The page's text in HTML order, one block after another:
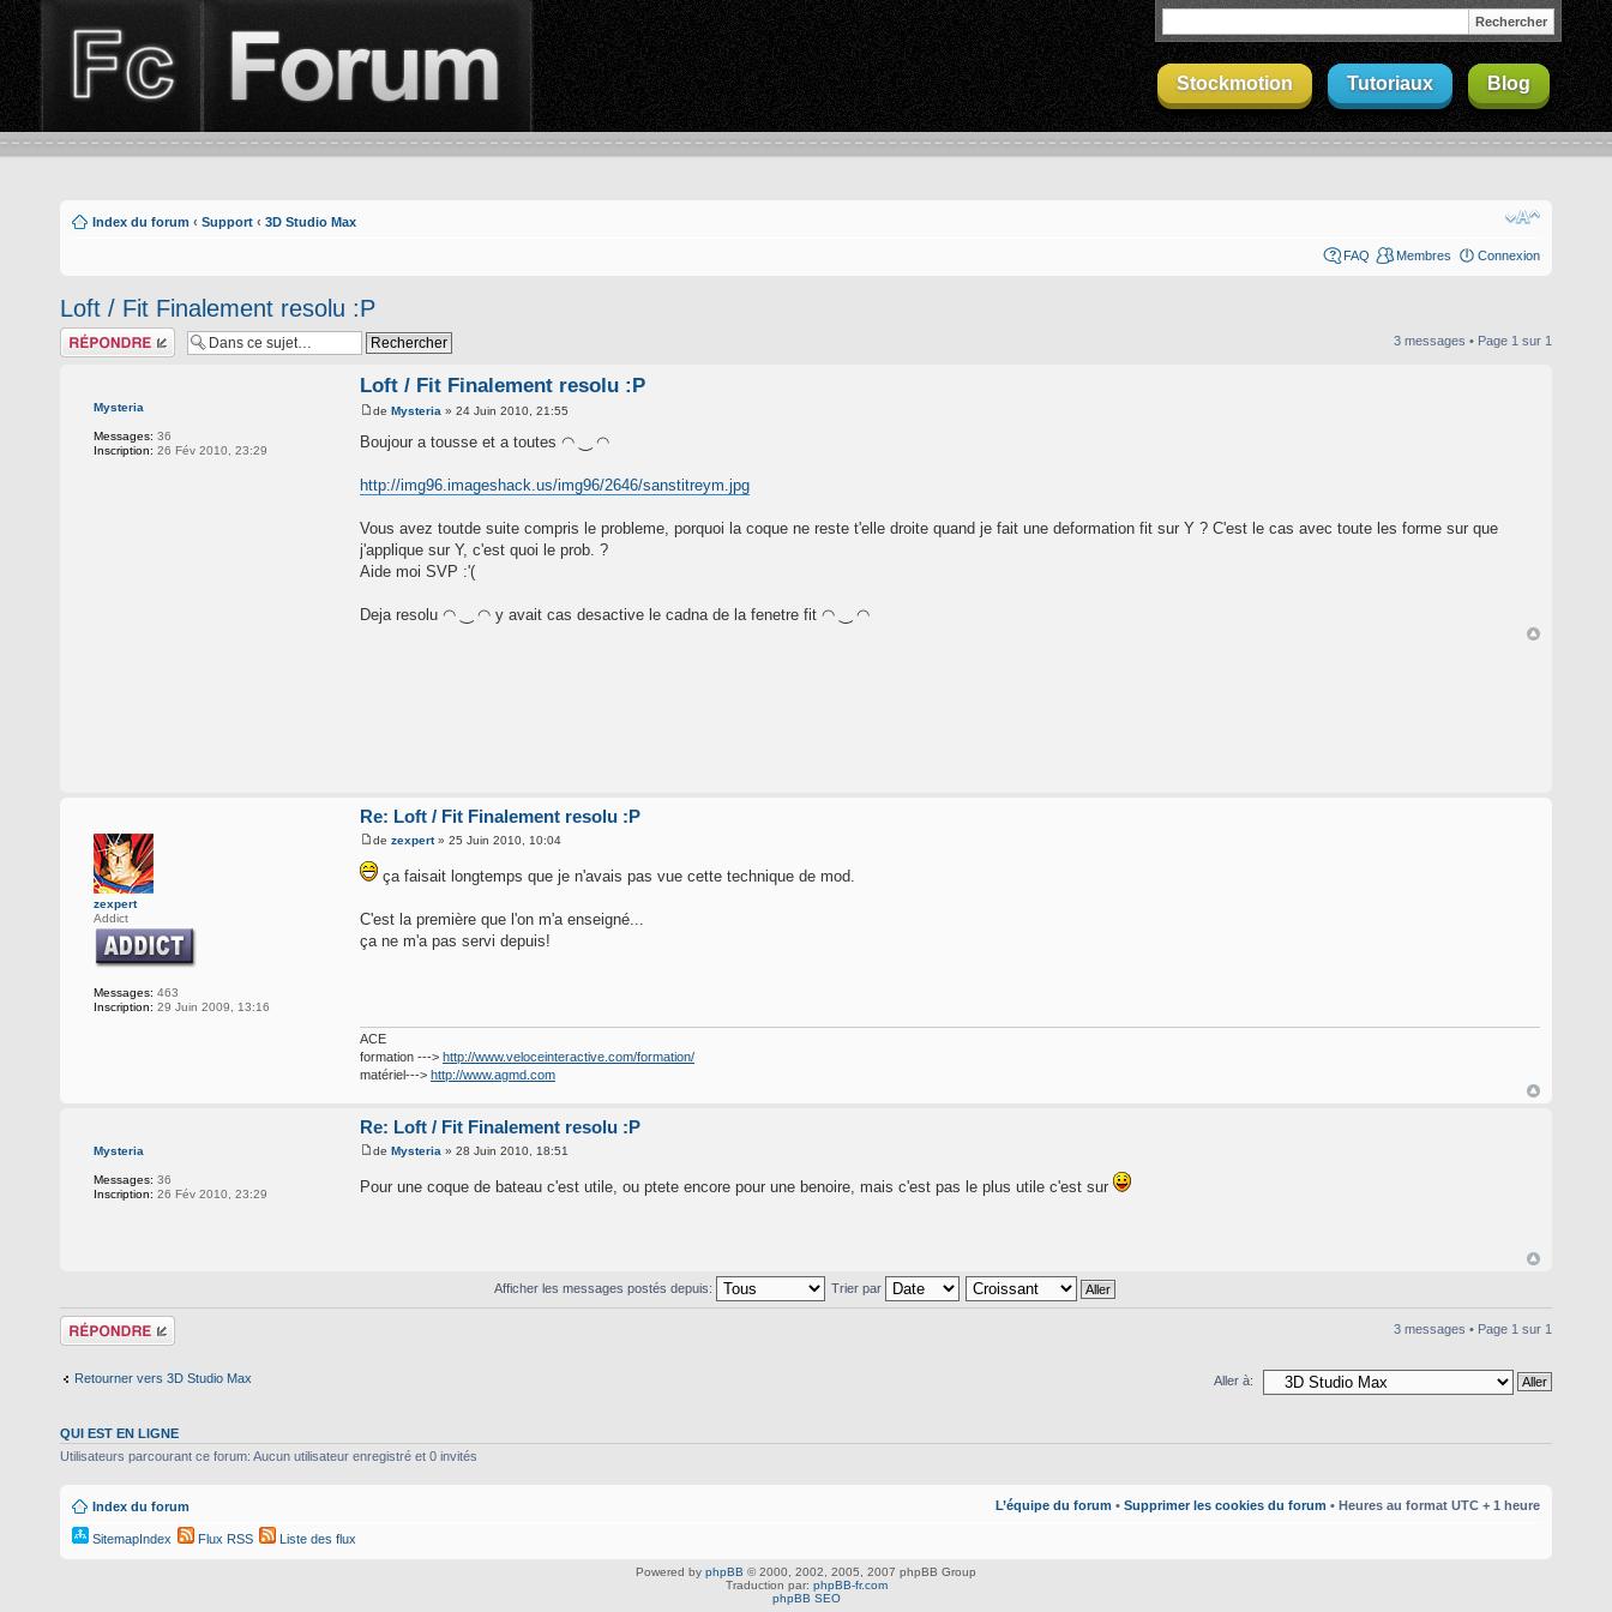
Stockmotion Tutoriaux Blog
Index du forum ‹ Support ‹ 3D Studio Max
FAQ Membres Connexion
Loft / Fit Finalement resolu :P
Répondre 3 messages • Page 1 sur 1
Mysteria
Messages: 36
Inscription: 26 Fév 2010, 23:29
Loft / Fit Finalement resolu :P
de Mysteria » 24 Juin 2010, 21:55
Boujour a tousse et a toutes ◠ ‿ ◠
http://img96.imageshack.us/img96/2646/sanstitreym.jpg
Vous avez toutde suite compris le probleme, porquoi la coque ne reste t'elle droite quand je fait une deformation fit sur Y ? C'est le cas avec toute les forme sur que
j'applique sur Y, c'est quoi le prob. ?
Aide moi SVP :'(
Deja resolu ◠ ‿ ◠ y avait cas desactive le cadna de la fenetre fit ◠ ‿ ◠
zexpert
Addict
Messages: 463
Inscription: 29 Juin 2009, 13:16
Re: Loft / Fit Finalement resolu :P
de zexpert» 25 Juin 2010, 10:04
ça faisait longtemps que je n'avais pas vue cette technique de mod.
C'est la première que l'on m'a enseigné...
ça ne m'a pas servi depuis!
ACE
formation ---> http://www.veloceinteractive.com/formation/
matériel---> http://www.agmd.com
Mysteria
Messages: 36
Inscription: 26 Fév 2010, 23:29
Re: Loft / Fit Finalement resolu :P
de Mysteria » 28 Juin 2010, 18:51
Pour une coque de bateau c'est utile, ou ptete encore pour une benoire, mais c'est pas le plus utile c'est sur
Afficher les messages postés depuis: Trier par
Répondre 3 messages • Page 1 sur 1
Retourner vers 3D Studio Max Aller à:
QUI EST EN LIGNE
Utilisateurs parcourant ce forum: Aucun utilisateur enregistré et 0 invités
Index du forum L’équipe du forum • Supprimer les cookies du forum • Heures au format UTC + 1 heure
SitemapIndex Flux RSS Liste des flux
Powered by phpBB © 2000, 2002, 2005, 2007 phpBB Group
Traduction par: phpBB-fr.com
phpBB SEO